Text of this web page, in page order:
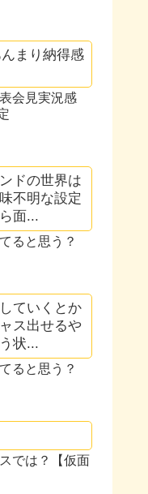
まり納得感
会見実況感
ドの世界は
不明な設定
面...
ると思う？
ていくとか
ス出せるや
状...
ると思う？
では？【仮面